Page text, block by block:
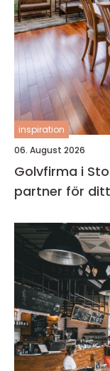
inspiration
06. August 2026
Golvfirma i
partner för